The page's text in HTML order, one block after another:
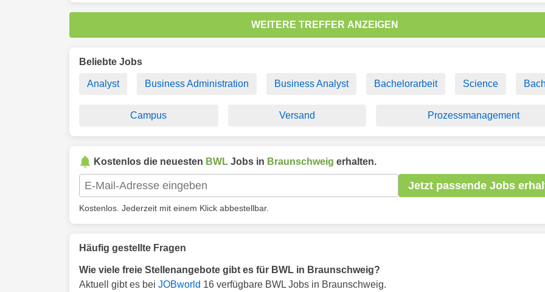
WEITERE TREFFER ANZEIGEN
Beliebte Jobs
Analyst Business Administration Business Analyst Bachelorarbeit Science
Campus Versand Prozessmanagement
Kostenlos die neuesten BWL Jobs in Braunschweig erhalten.
Jetzt passende Jobs
Kostenlos. Jederzeit mit einem Klick abbestellbar.
Häufig gestellte Fragen
Wie viele freie Stellenangebote gibt es für BWL in Braunschweig?
Aktuell gibt es bei JOBworld 16 verfügbare BWL Jobs in Braunschweig.